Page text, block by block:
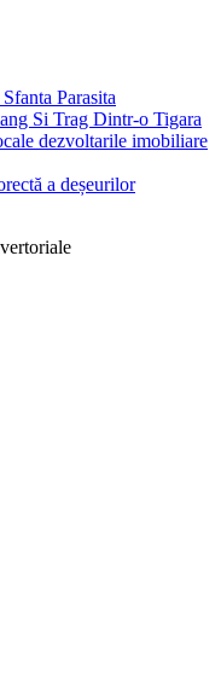
Parasita
Si Trag Dintr-o Tigara
dezvoltarile imobiliare
a deșeurilor